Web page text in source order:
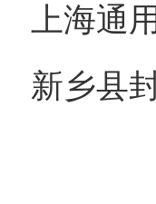
上
新乡县